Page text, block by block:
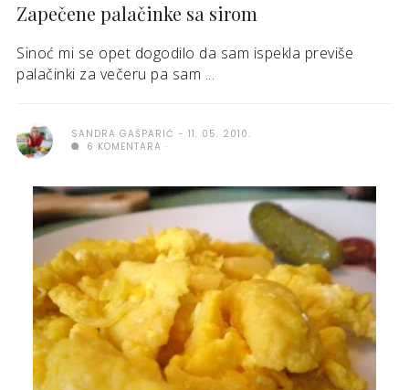
Zapečene palačinke sa sirom
Sinoć mi se opet dogodilo da sam ispekla previše
palačinki za večeru pa sam ...
SANDRA GAŠPARIĆ
11. 05. 2010.
6 KOMENTARA